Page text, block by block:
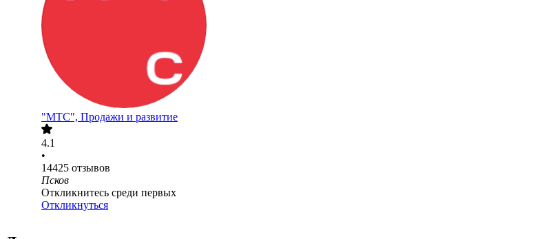
"МТС", Продажи и развитие
4.1
•
14425 отзывов
Псков
Откликнитесь среди первых
Откликнуться